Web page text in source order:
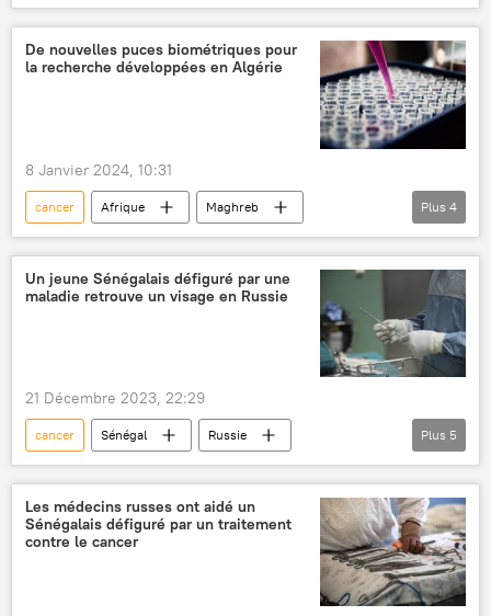
décès
président
De nouvelles puces biométriques pour
la recherche développées en Algérie
8 Janvier 2024, 10:31
cancer Afrique
Maghreb
Algérie
Afrique du Nord
recherches
médecine
biotechnologies
Plus 4
Un jeune Sénégalais défiguré par une
maladie retrouve un visage en Russie
21 Décembre 2023, 22:29
cancer Sénégal
Russie
médecine
chirurgie
Krasnodar
greffe du visage
albinos
Afrique subsaharienne
Plus 5
Les médecins russes ont aidé un
Sénégalais défiguré par un traitement
contre le cancer